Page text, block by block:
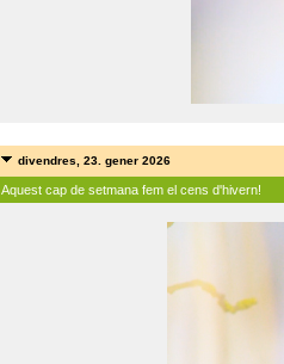
divendres, 23. gener 2026
Aquest cap de setmana fem el cens d'hivern!